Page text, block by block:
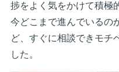
捗をよく気をかけて積極
今どこまで進んでいるの
ど、すぐに相談できモチ
した。